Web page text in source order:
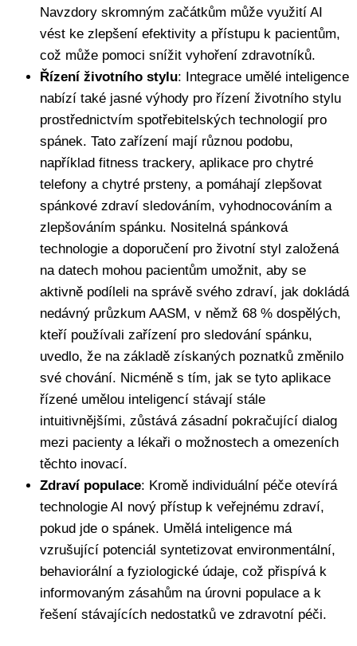
Navzdory skromným začátkům může využití AI
vést ke zlepšení efektivity a přístupu k pacientům,
což může pomoci snížit vyhoření zdravotníků.
Řízení životního stylu: Integrace umělé inteligence
nabízí také jasné výhody pro řízení životního stylu
prostřednictvím spotřebitelských technologií pro
spánek. Tato zařízení mají různou podobu,
například fitness trackery, aplikace pro chytré
telefony a chytré prsteny, a pomáhají zlepšovat
spánkové zdraví sledováním, vyhodnocováním a
zlepšováním spánku. Nositelná spánková
technologie a doporučení pro životní styl založená
na datech mohou pacientům umožnit, aby se
aktivně podíleli na správě svého zdraví, jak dokládá
nedávný průzkum AASM, v němž 68 % dospělých,
kteří používali zařízení pro sledování spánku,
uvedlo, že na základě získaných poznatků změnilo
své chování. Nicméně s tím, jak se tyto aplikace
řízené umělou inteligencí stávají stále
intuitivnějšími, zůstává zásadní pokračující dialog
mezi pacienty a lékaři o možnostech a omezeních
těchto inovací.
Zdraví populace: Kromě individuální péče otevírá
technologie AI nový přístup k veřejnému zdraví,
pokud jde o spánek. Umělá inteligence má
vzrušující potenciál syntetizovat environmentální,
behaviorální a fyziologické údaje, což přispívá k
informovaným zásahům na úrovni populace a k
řešení stávajících nedostatků ve zdravotní péči.